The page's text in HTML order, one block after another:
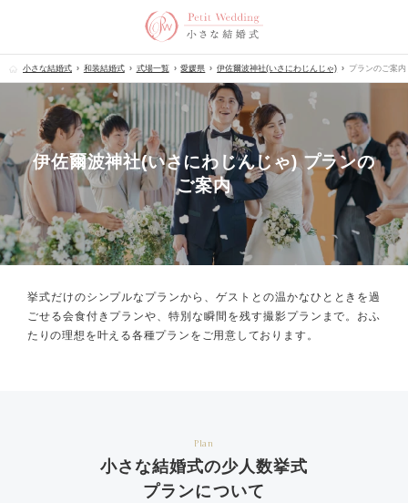
小さな結婚式 和装結婚式 式場一覧 愛媛県 伊佐爾波神社(いさにわじんじゃ) プランのご案内
伊佐爾波神社(いさにわじんじゃ) プランの
ご案内
挙式だけのシンプルなプランから、ゲストとの温かなひとときを過
ごせる会食付きプランや、特別な瞬間を残す撮影プランまで。 おふ
たりの理想を叶える各種プランをご用意しております。
Plan
小さな結婚式の少人数挙式
プランについて